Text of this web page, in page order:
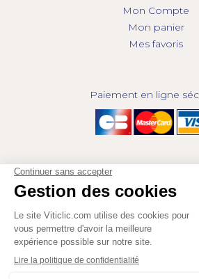
Mon Compte
Mon panier
Mes favoris
Paiement en ligne
© 2025 - GROUPE COMPAS, TOUS
MENTIONS LÉGALES
CGV
COMPAS, à travers ses métiers de négociant